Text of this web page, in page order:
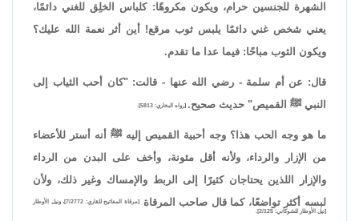
الشهرة للجنسين حرام، ويكون مكروهًا: كلباس الخلِق للغني دائمًا،
يعني شخص غني دائمًا يلبس ثوب مرقع! أين أثر نعمة الله عليك؟
ويكون الثوب مباحًا: فيما عدا ما تقدم.
قال: عن أم سلمة - رضي الله عنها - قالت: "كان أحب الثياب إلى
النبي ﷺ القميص" حديث صحيح. [رواه البخاري: 5813].
ما هو وجه الحب هذا؟ وجه أحبية القميص إليه ﷺ أنه أستر للأعضاء
من الإزار والرداء، ولأنه أقل مئونة، وأخف على البدن من الرداء
والإزار اللذين يحتاجان كثيرًا إلى الربط والإمساك وغير ذلك، ولأن
لبسه أكثر تواضعًا، كما قال صاحب المرقاة
[مرقاة المفاتيح للقاري: 7/2772]، ونيل الأوطار
[نيل الأوطار للشوكاني: 2/125].